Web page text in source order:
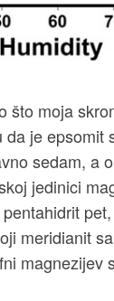
što moja
je epsomit
sedam, a
jedinici
meridianit
magnezijev